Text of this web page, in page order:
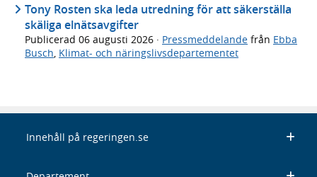
Tony Rosten ska leda utredning för att säkerställa
skäliga elnätsavgifter
Publicerad 06 augusti 2026 · Pressmeddelande från Ebba
Busch, Klimat- och näringslivsdepartementet
Innehåll på regeringen.se